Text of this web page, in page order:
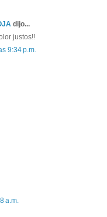
dijo...
justos!!
9:34 p.m.
a.m.